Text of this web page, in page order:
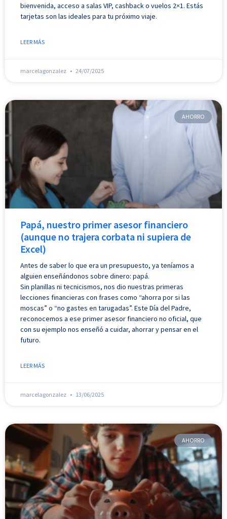
bienvenida, acceso a salas VIP, cashback o vuelos 2×1. Estás
tarjetas son las ideales para tu próximo viaje.
LEER MÁS
marcelagonzalez 24/07/2025
AHORRO
Papá, nuestro primer asesor financiero
(aunque no trajera corbata ni supiera de
Excel)
Antes de saber lo que era un presupuesto, ya teníamos a
alguien enseñándonos sobre dinero: papá.
Sin planillas ni tecnicismos, nos dio nuestras primeras
lecciones financieras con frases como “ahorra por si las
moscas” o “no gastes en tarugadas”. Este Día del Padre,
reconocemos a ese primer asesor financiero no oficial, que
con su ejemplo nos enseñó a cuidar, ahorrar y pensar en el
futuro.
LEER MÁS
marcelagonzalez 13/06/2025
AHORRO